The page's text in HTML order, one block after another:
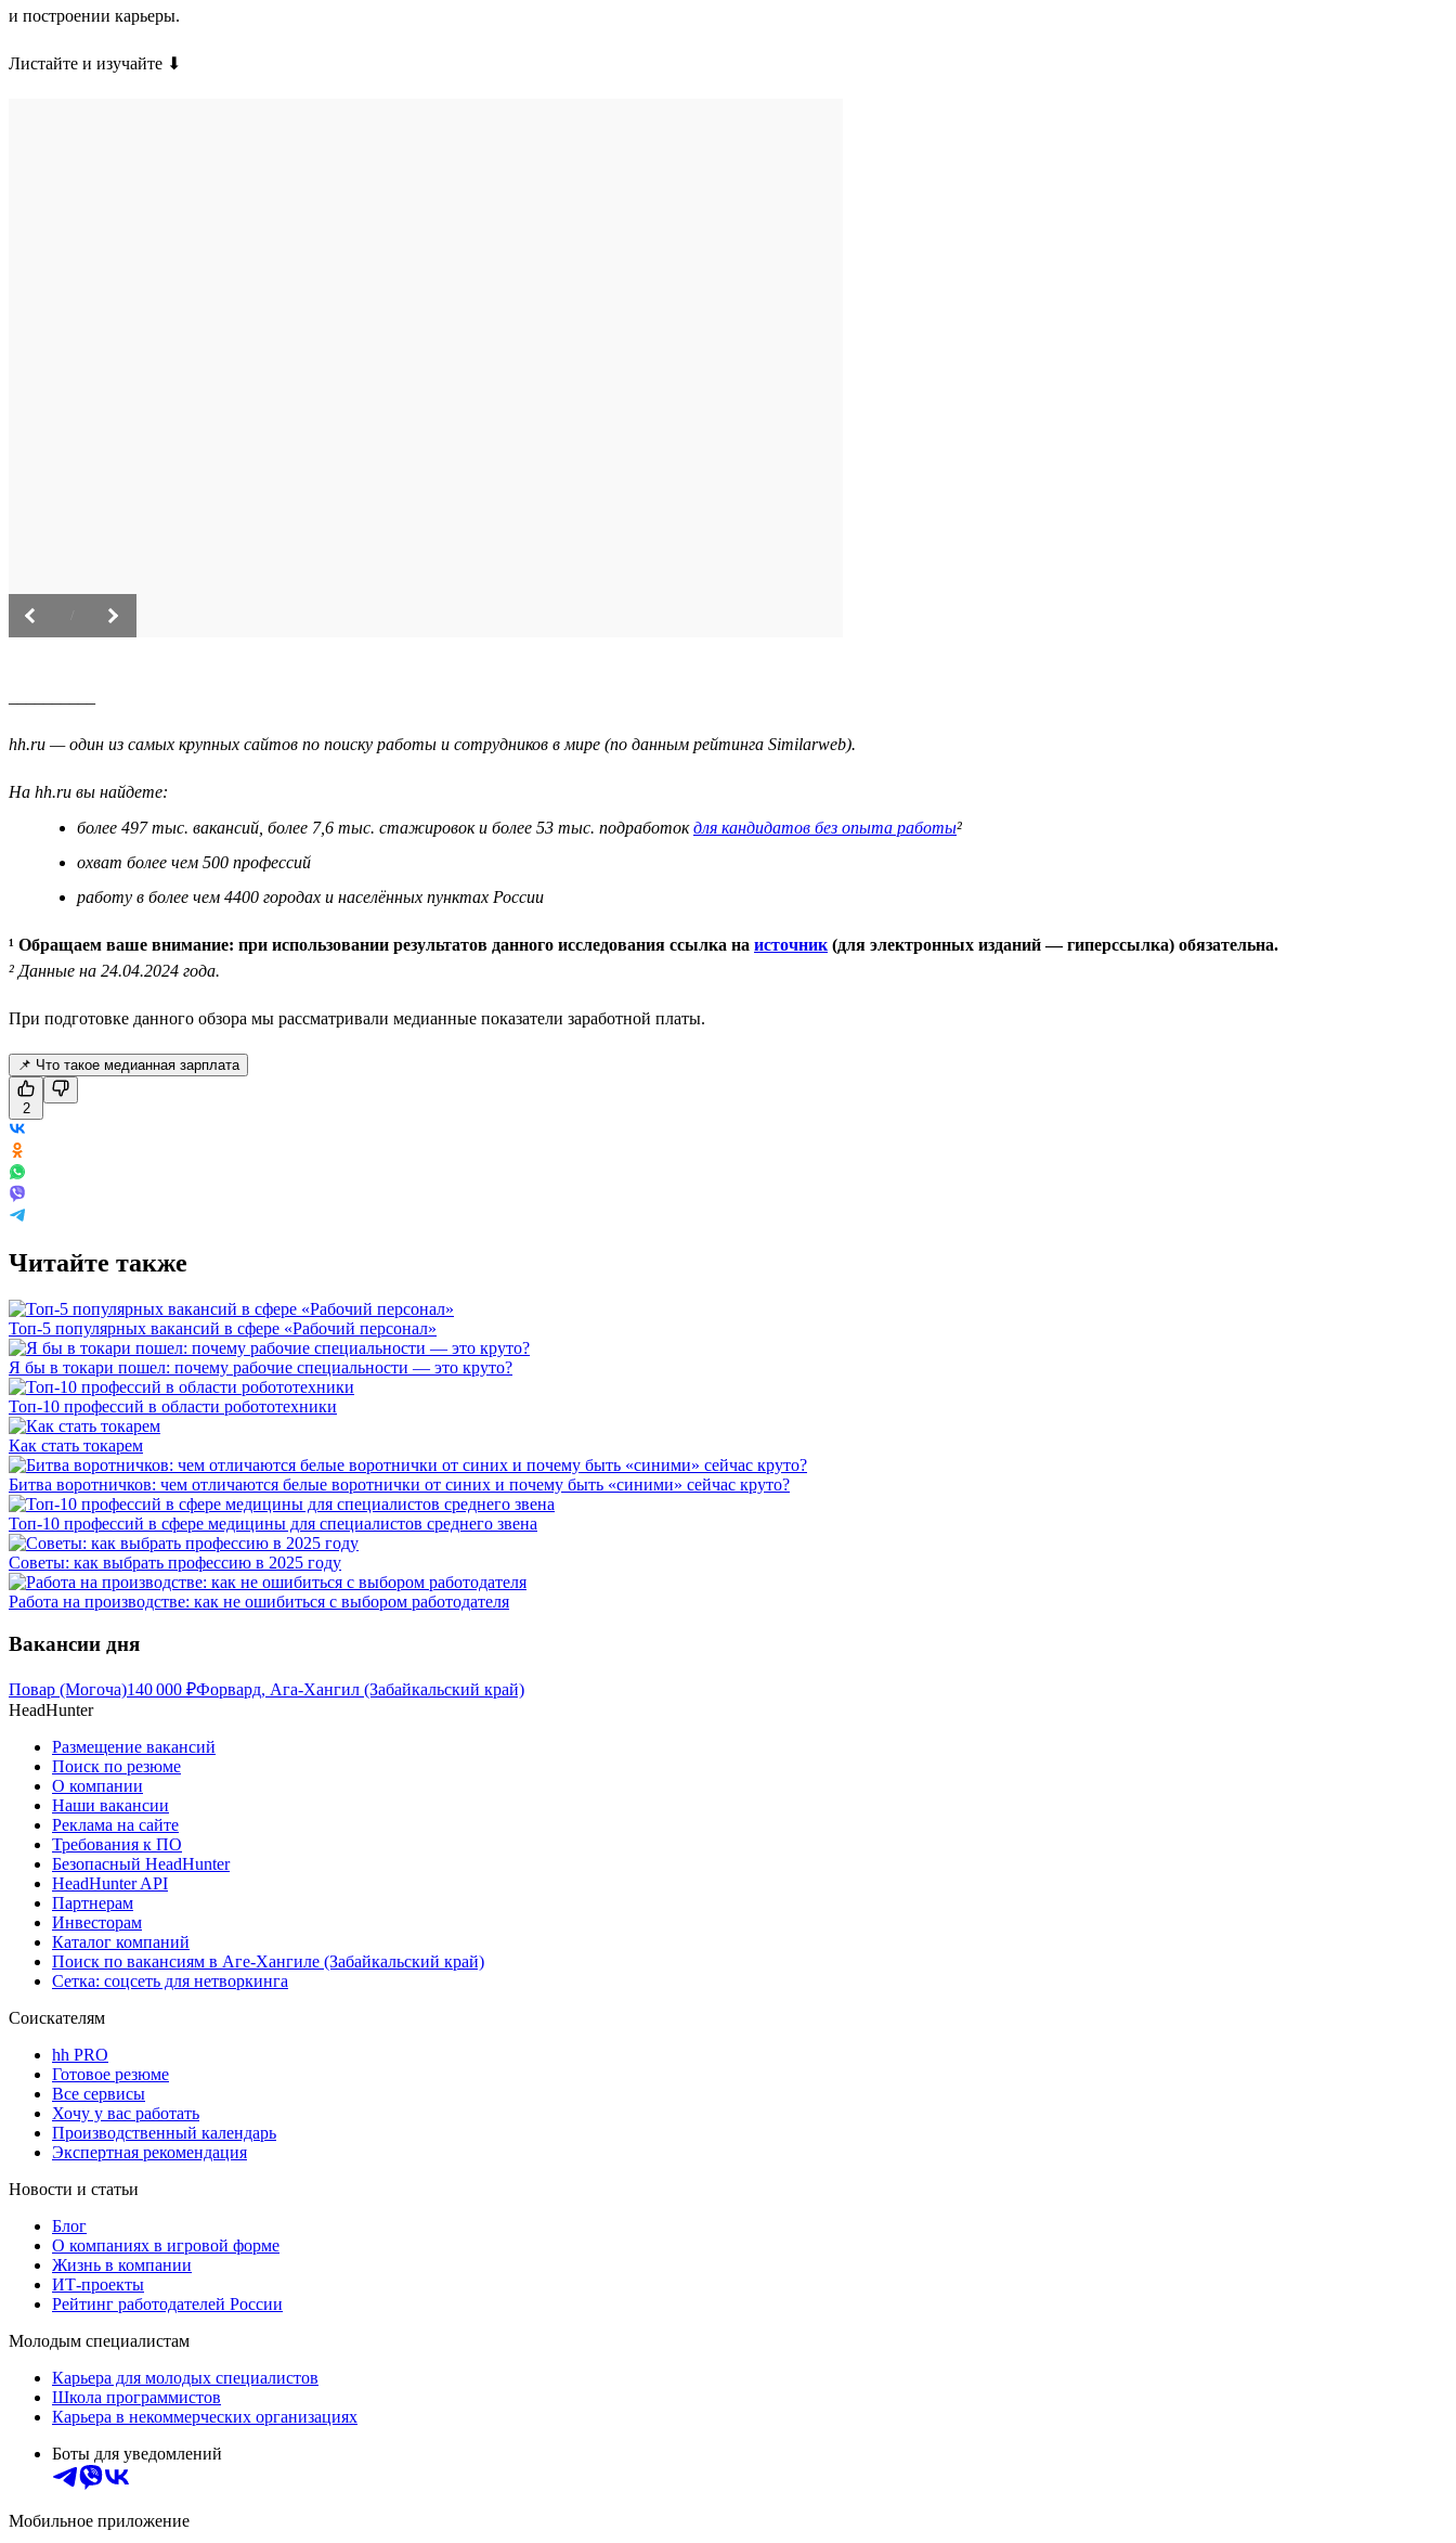
и построении карьеры.
Листайте и изучайте ⬇
hh.ru — один из самых крупных сайтов по поиску работы и сотрудников в мире (по данным рейтинга Similarweb).
На hh.ru вы найдете:
более 497 тыс. вакансий, более 7,6 тыс. стажировок и более 53 тыс. подработокдля кандидатов без опыта работы²
охват более чем 500 профессий
работу в более чем 4400 городах и населённых пунктах России
¹ Обращаем ваше внимание: при использовании результатов данного исследования ссылка на источник (для электронных изданий — гиперссылка) обязательна.
² Данные на 24.04.2024 года.
При подготовке данного обзора мы рассматривали медианные показатели заработной платы.
📌 Что такое медианная зарплата
2
Читайте также
Топ-5 популярных вакансий в сфере «Рабочий персонал»
Я бы в токари пошел: почему рабочие специальности — это круто?
Топ-10 профессий в области робототехники
Как стать токарем
Битва воротничков: чем отличаются белые воротнички от синих и почему быть «синими» сейчас круто?
Топ-10 профессий в сфере медицины для специалистов среднего звена
Советы: как выбрать профессию в 2025 году
Работа на производстве: как не ошибиться с выбором работодателя
Вакансии дня
Повар (Могоча)140 000 ₽Форвард, Ага-Хангил (Забайкальский край)
HeadHunter
Размещение вакансий
Поиск по резюме
О компании
Наши вакансии
Реклама на сайте
Требования к ПО
Безопасный HeadHunter
HeadHunter API
Партнерам
Инвесторам
Каталог компаний
Поиск по вакансиям в Аге-Хангиле (Забайкальский край)
Сетка: соцсеть для нетворкинга
Соискателям
hh PRO
Готовое резюме
Все сервисы
Хочу у вас работать
Производственный календарь
Экспертная рекомендация
Новости и статьи
Блог
О компаниях в игровой форме
Жизнь в компании
ИТ-проекты
Рейтинг работодателей России
Молодым специалистам
Карьера для молодых специалистов
Школа программистов
Карьера в некоммерческих организациях
Боты для уведомлений
Мобильное приложение